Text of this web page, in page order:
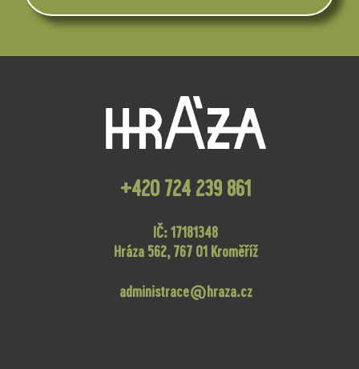
+420 724 239 861
IČ: 17181348
Hráza 562, 767 01 Kroměříž
administrace@hraza.cz